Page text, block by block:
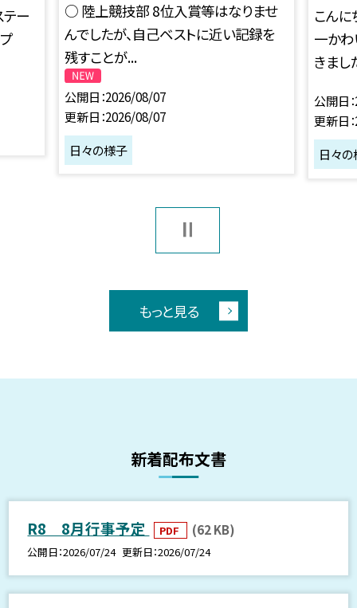
テー
○ 陸上競技部 8位入賞等はなりませ
んでしたが、自己ベストに近い記録を
残すことが...
公開日 2026/08/07
更新日 2026/08/07
日々の様子
こんに
一か
きまし
公開日
更新日
日々
もっと見る
新着配布文書
R8 8月行事予定 PDF (62 KB)
公開日 2026/07/24 更新日 2026/07/24